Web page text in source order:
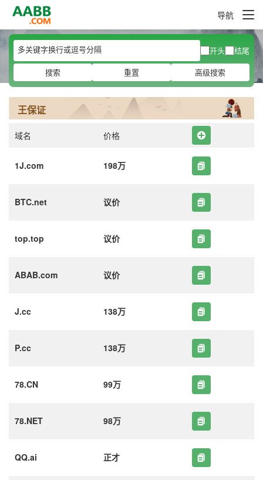
导航
开头
结尾
搜索
重置 高级搜索
王保证
域名 价格
1J.com 198万
BTC.net 议价
top.top 议价
ABAB.com 议价
J.cc 138万
P.cc 138万
78.CN 99万
78.NET 98万
QQ.ai 正才